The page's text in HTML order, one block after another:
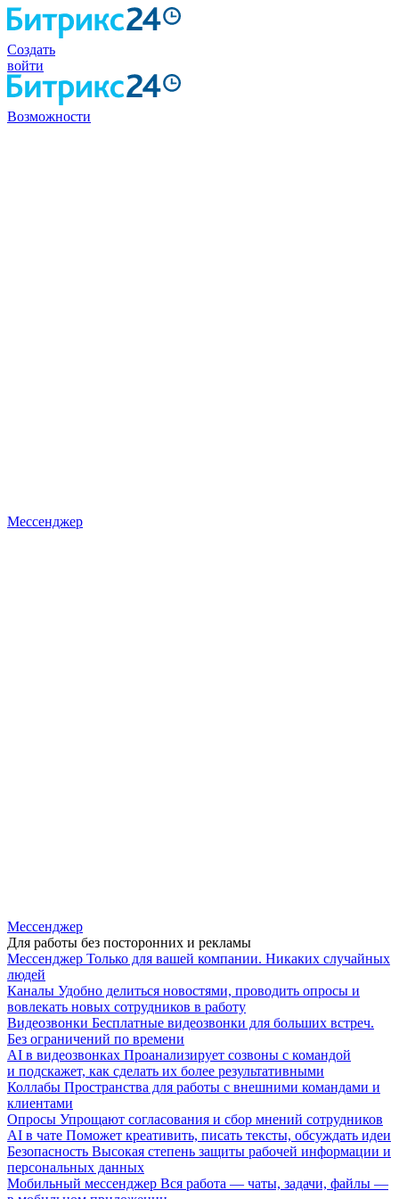
Создать
войти
Возможности
Мессенджер
Мессенджер
Для работы без посторонних и рекламы
Мессенджер Только для вашей компании. Никаких случайных
людей
Каналы Удобно делиться новостями, проводить опросы и
вовлекать новых сотрудников в работу
Видеозвонки Бесплатные видеозвонки для больших встреч.
Без ограничений по времени
AI в видеозвонках Проанализирует созвоны с командой
и подскажет, как сделать их более результативными
Коллабы Пространства для работы с внешними командами и
клиентами
Опросы Упрощают согласования и сбор мнений сотрудников
AI в чате Поможет креативить, писать тексты, обсуждать идеи
Безопасность Высокая степень защиты рабочей информации и
персональных данных
Мобильный мессенджер Вся работа — чаты, задачи, файлы —